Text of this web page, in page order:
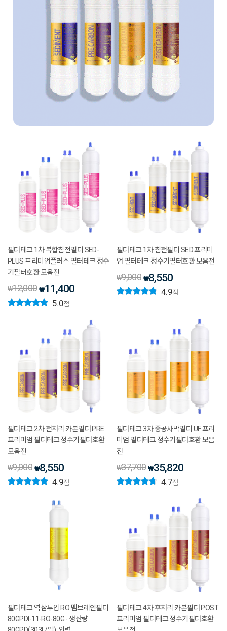
필터테크 1차 복합침전필터 SED-
PLUS 프리미엄플러스 필터테크 정수
기필터호환 모음전
₩12,000 ₩11,400
5.0점
필터테크 1차 침전필터 SED 프리미
엄 필터테크 정수기필터호환 모음전
₩9,000 ₩8,550
4.9점
필터테크 2차 전처리 카본필터 PRE
프리미엄 필터테크 정수기필터호환
모음전
₩9,000 ₩8,550
4.9점
필터테크 3차 중공사막필터 UF 프리
미엄 필터테크 정수기필터호환 모음
전
₩37,700 ₩35,820
4.7점
필터테크 역삼투압 RO 멤브레인필터
80GPDI-11-RO-80G - 생산량
필터테크 4차 후처리 카본필터 POST
프리미엄 필터테크 정수기필터호환